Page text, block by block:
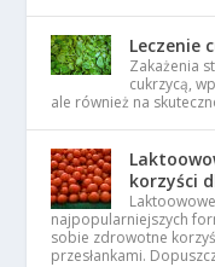
Leczenie
Zakażenia
cukrzycą,
ale również na
korzyści
najpopularniejszych
sobie zdrowotne
przesłankami.